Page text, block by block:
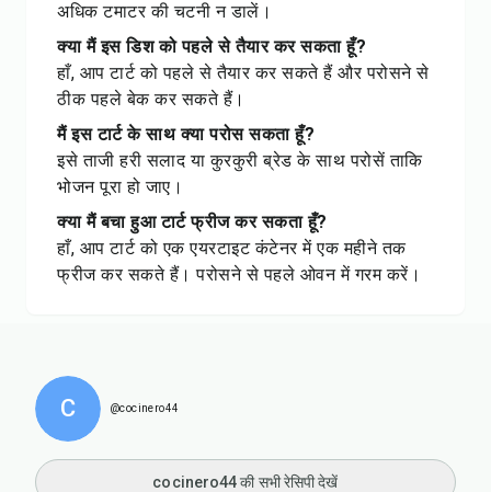
अधिक टमाटर की चटनी न डालें।
क्या मैं इस डिश को पहले से तैयार कर सकता हूँ?
हाँ, आप टार्ट को पहले से तैयार कर सकते हैं और परोसने से
ठीक पहले बेक कर सकते हैं।
मैं इस टार्ट के साथ क्या परोस सकता हूँ?
इसे ताजी हरी सलाद या कुरकुरी ब्रेड के साथ परोसें ताकि
भोजन पूरा हो जाए।
क्या मैं बचा हुआ टार्ट फ्रीज कर सकता हूँ?
हाँ, आप टार्ट को एक एयरटाइट कंटेनर में एक महीने तक
फ्रीज कर सकते हैं। परोसने से पहले ओवन में गरम करें।
C @cocinero44
cocinero44 की सभी रेसिपी देखें